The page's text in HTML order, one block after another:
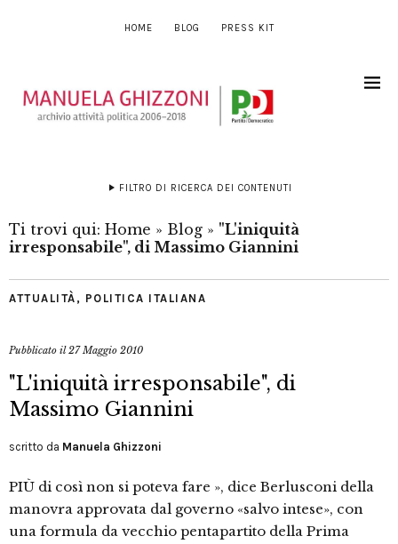
HOME BLOG PRESS KIT
FILTRO DI RICERCA DEI CONTENUTI
Ti trovi qui: Home » Blog » "L'iniquità
irresponsabile", di Massimo Giannini
ATTUALITÀ , POLITICA ITALIANA
Pubblicato il27 Maggio 2010
"L'iniquità irresponsabile", di
Massimo Giannini
scritto da Manuela Ghizzoni
PIÙ di così non si poteva fare », dice Berlusconi della
manovra approvata dal governo «salvo intese», con
una formula da vecchio pentapartito della Prima